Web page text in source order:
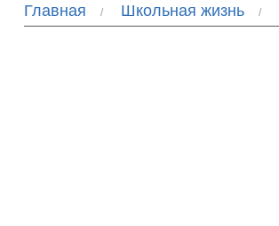
Главная Школьная жизнь